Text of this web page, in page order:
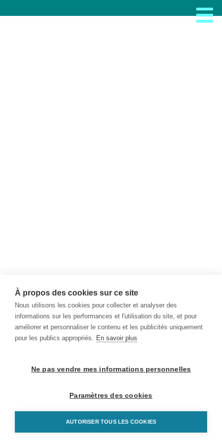
À propos des cookies sur ce site
Nous utilisons les cookies pour collecter et analyser des
informations sur les performances et l'utilisation du site, et pour
améliorer et personnaliser le contenu et les publicités uniquement
pour les publics appropriés. En savoir plus
Ne pas vendre mes informations personnelles
Paramètres des cookies
AUTORISER TOUS LES COOKIES